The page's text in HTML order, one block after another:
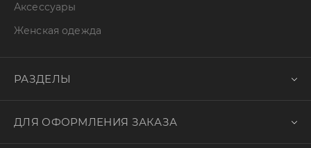
Аксессуары
Женская одежда
РАЗДЕЛЫ
ДЛЯ ОФОРМЛЕНИЯ ЗАКАЗА